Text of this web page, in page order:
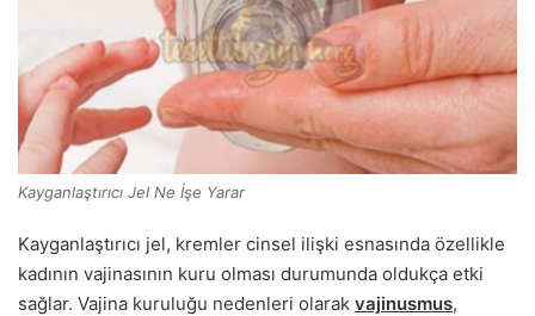
Kayganlaştırıcı Jel Ne İşe Yarar
Kayganlaştırıcı jel, kremler cinsel ilişki esnasında özellikle
kadının vajinasının kuru olması durumunda oldukça etki
sağlar. Vajina kuruluğu nedenleri olarak vajinusmus,